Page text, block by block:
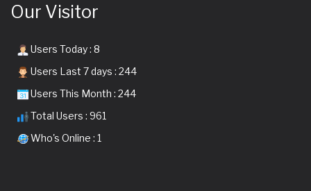
Our Visitor
Users Today : 8
Users Last 7 days : 244
Users This Month : 244
Total Users : 961
Who's Online : 1